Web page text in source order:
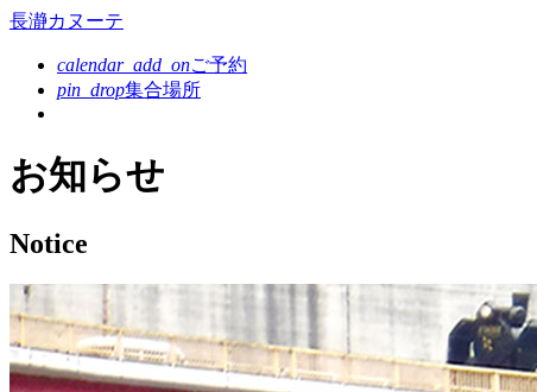
コ
文
へ
キ
プ
長瀞カヌーテ
calendar_add_onご予約
pin_drop集合場所
お知らせ
Notice